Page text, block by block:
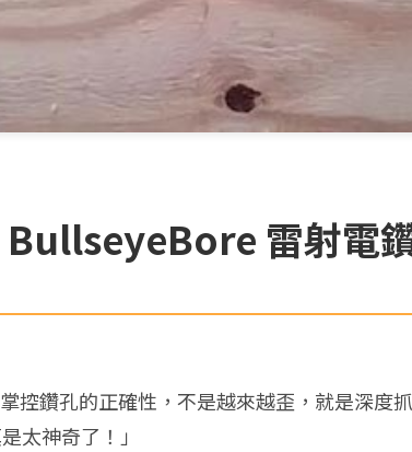
雷射電
控鑽孔的正確性，不是越來越歪，就是深度
太神奇了！」